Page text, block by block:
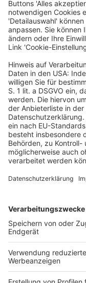
Auf eine
Kommission
breiter Mehrheit
gesetzliche
Anspruch auf
heißt das, dass
Durchschnitt
bestimmt und
als der